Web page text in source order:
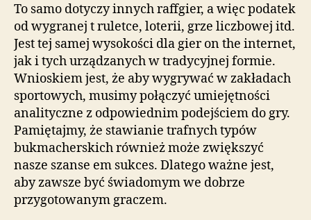
To samo dotyczy innych raffgier, a więc podatek
od wygranej t ruletce, loterii, grze liczbowej itd.
Jest tej samej wysokości dla gier on the internet,
jak i tych urządzanych w tradycyjnej formie.
Wnioskiem jest, że aby wygrywać w zakładach
sportowych, musimy połączyć umiejętności
analityczne z odpowiednim podejściem do gry.
Pamiętajmy, że stawianie trafnych typów
bukmacherskich również może zwiększyć
nasze szanse em sukces. Dlatego ważne jest,
aby zawsze być świadomym we dobrze
przygotowanym graczem.